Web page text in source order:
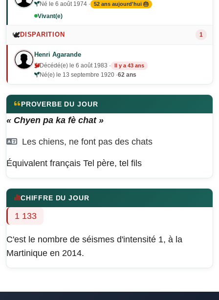
Né le 6 août 1974 · 52 ans aujourd'hui 🎂
Vivant(e)
🕊️DISPARITION 1
Henri Agarande
Décédé(e) le 6 août 1983 · Il y a 43 ans
Né(e) le 13 septembre 1920 ·62 ans
PROVERBE DU JOUR
« Chyen pa ka fè chat »
Les chiens, ne font pas des chats
Équivalent français Tel père, tel fils
CHIFFRE DU JOUR
1 133
C'est le nombre de séismes d'intensité 1, à la
Martinique en 2014.